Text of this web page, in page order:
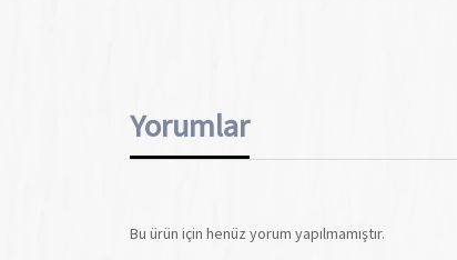
Yorumlar
Bu ürün için henüz yorum yapılmamıştır.